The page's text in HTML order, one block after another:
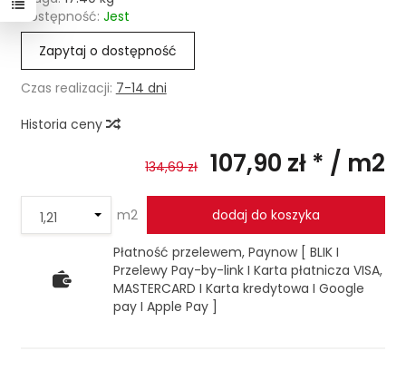
Dostępność: Jest
Zapytaj o dostępność
Czas realizacji: 7-14 dni
Historia ceny
134,69 zł 107,90 zł * / m2
m2 dodaj do koszyka
Płatność przelewem, Paynow [ BLIK I
Przelewy Pay-by-link I Karta płatnicza VISA,
MASTERCARD I Karta kredytowa I Google
pay I Apple Pay ]